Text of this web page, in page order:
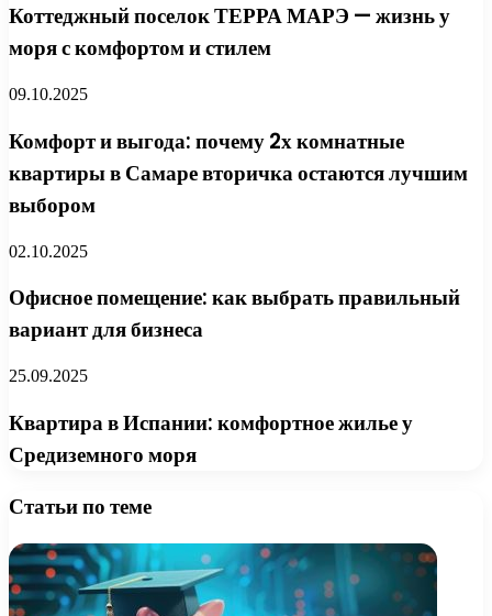
Коттеджный поселок ТЕРРА МАРЭ — жизнь у
моря с комфортом и стилем
09.10.2025
Комфорт и выгода: почему 2х комнатные
квартиры в Самаре вторичка остаются лучшим
выбором
02.10.2025
Офисное помещение: как выбрать правильный
вариант для бизнеса
25.09.2025
Квартира в Испании: комфортное жилье у
Средиземного моря
Статьи по теме